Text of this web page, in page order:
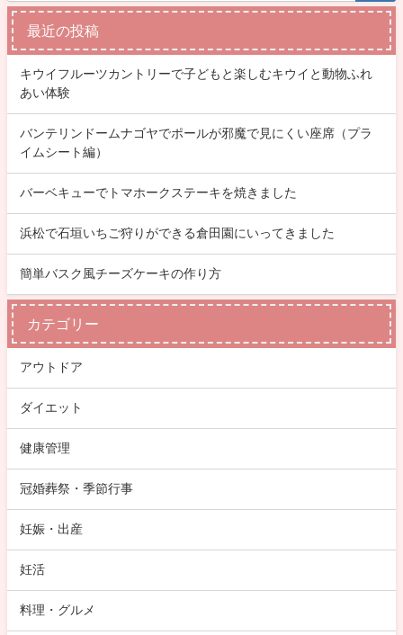
最近の投稿
キウイフルーツカントリーで子どもと楽しむキウイと動物ふれ
あい体験
バンテリンドームナゴヤでポールが邪魔で見にくい座席（プラ
イムシート編）
バーベキューでトマホークステーキを焼きました
浜松で石垣いちご狩りができる倉田園にいってきました
簡単バスク風チーズケーキの作り方
カテゴリー
アウトドア
ダイエット
健康管理
冠婚葬祭・季節行事
妊娠・出産
妊活
料理・グルメ